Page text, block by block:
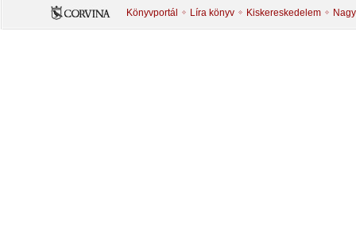
Könyvportál Líra könyv Kiskereskedelem